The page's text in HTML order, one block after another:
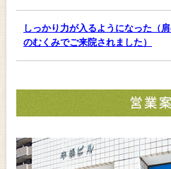
しっかり力が入るようになった（
のむくみでご来院されました）